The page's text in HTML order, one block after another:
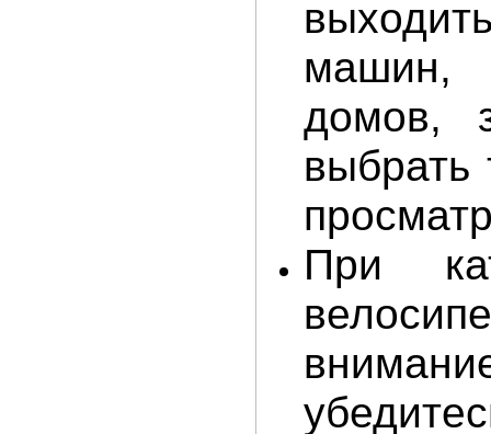
машин,
домов,
выбрать
При